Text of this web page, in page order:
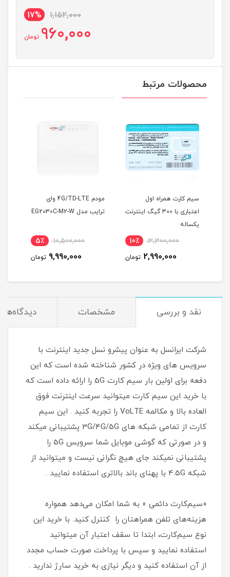
1,152,000
17%
960,000 تومان
محصولات مرتبط
سیم کارت همراه اول
اعتباری با 300 گیگ اینترنت
یکساله
3,300,000 10٪
2,990,000 تومان
مودم 4G/TD-LTE وای
ترایب مدل EG2030C-M2-W
10,500,000 5٪
9,990,000 تومان
نقد و بررسی مشخصات دیدگاه‌ها
شرکت ایرانسل به عنوان پیشرو نسل جدید اینترنت با
سرویس های ویژه در کشور شناخته شده است که این
دفعه برای اولین بار سیم کارت 5G را ارائه داده است که
با خرید این سیم کارت میتوانید سرعت اینترنت فوق
العاده بالا و مکالمه VoLTE را تجربه کنید . این سیم
کارت از تمامی شبکه های 3G/4G/5G پشتیبانی میکند
و در صورتی که گوشی موبایل شما سرویس 5G را
پشتیبانی نمیکند جای هیچ نگرانی نیست و میتوانید از
شبکه 4.5G با پهنای باند بالاتری استفاده نمایید .
«سیم‌کارت دائمی » به شما امکان می‌دهد همواره
هزینه‌های تلفن همراهتان را کنترل کنید. با خرید این
نوع سیم‌کارت، ابتدا تا سقف اعتبار آن میتوانید
استفاده نمایید و سپس با پرداخت صورت حساب مجدد
از آن استفاده کنید و دیگر نیازی به خرید سارژ ندارید .